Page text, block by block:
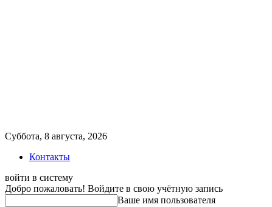
Суббота, 8 августа, 2026
Контакты
войти в систему
Добро пожаловать! Войдите в свою учётную запись
Ваше имя пользователя